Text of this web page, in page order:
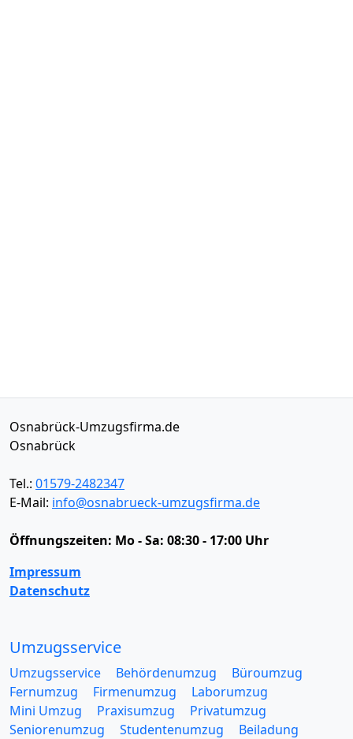
Osnabrück-Umzugsfirma.de
Osnabrück
Tel.: 01579-2482347
E-Mail: info@osnabrueck-umzugsfirma.de
Öffnungszeiten: Mo - Sa: 08:30 - 17:00 Uhr
Impressum
Datenschutz
Umzugsservice
Umzugsservice Behördenumzug
Büroumzug
Fernumzug
Firmenumzug
Laborumzug
Mini Umzug
Praxisumzug
Privatumzug
Seniorenumzug
Studentenumzug
Beiladung